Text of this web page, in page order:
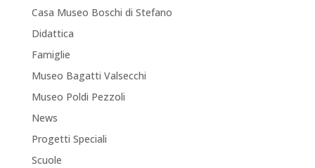
Casa Museo Boschi di Stefano
Didattica
Famiglie
Museo Bagatti Valsecchi
Museo Poldi Pezzoli
News
Progetti Speciali
Scuole